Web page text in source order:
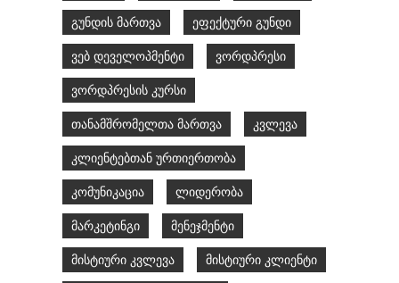
გუნდის მართვა ეფექტური გუნდი
ვებ დეველოპმენტი ვორდპრესი
ვორდპრესის კურსი
თანამშრომელთა მართვა კვლევა
კლიენტებთან ურთიერთობა
კომუნიკაცია ლიდერობა
მარკეტინგი მენეჯმენტი
მისტიური კვლევა მისტიური კლიენტი